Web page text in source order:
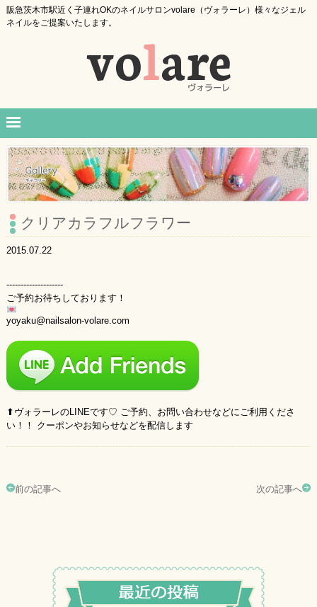
阪急茨木市駅近く子連れOKのネイルサロンvolare（ヴォラーレ）様々なジェル
ネイルをご提案いたします。
クリアカラフルフラワー
2015.07.22
--------------------
ご予約お待ちしております！
yoyaku@nailsalon-volare.com
⬆︎ヴォラーレのLINEです♡ ご予約、お問い合わせなどにご利用くださ
い！！ クーポンやお知らせなどを配信します
前の記事へ 次の記事へ